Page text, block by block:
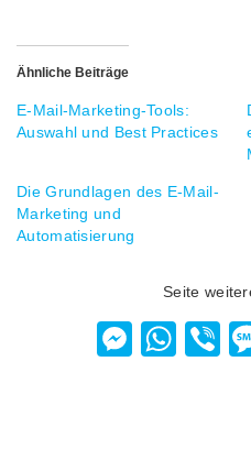
Ähnliche Beiträge
E-Mail-Marketing-Tools:
Auswahl und Best Practices
Die Grundlagen des E-Mail-
Marketing und
Automatisierung
Seite